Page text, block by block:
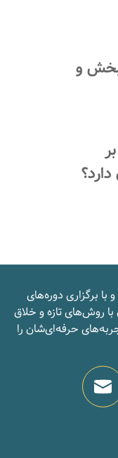
و
برگزاری دوره‌های
روش‌های تازه و خلاق
حرفه‌ای‌شان را